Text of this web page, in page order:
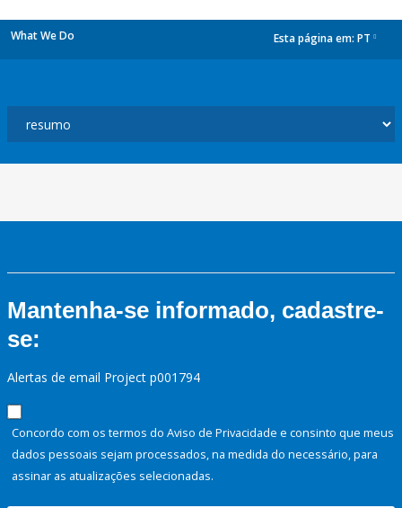
What We Do Esta página em: PT
Mantenha-se informado, cadastre-
se:
Alertas de email Project p001794
Concordo com os termos do Aviso de Privacidade e consinto que meus
dados pessoais sejam processados, na medida do necessário, para
assinar as atualizações selecionadas.